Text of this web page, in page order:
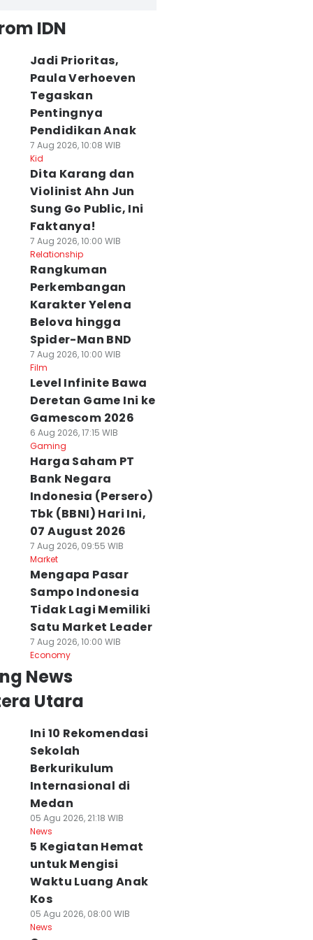
Honda Vario
IDN
Jadi Prioritas,
Paula Verhoeven
Tegaskan
Pentingnya
Pendidikan Anak
7 Aug 2026, 10:08 WIB
Kid
Dita Karang dan
Violinist Ahn Jun
Sung Go Public, Ini
Faktanya!
7 Aug 2026, 10:00 WIB
Relationship
Rangkuman
Perkembangan
Karakter Yelena
Belova hingga
Spider-Man BND
7 Aug 2026, 10:00 WIB
Film
Level Infinite Bawa
Deretan Game Ini ke
Gamescom 2026
6 Aug 2026, 17:15 WIB
Gaming
Harga Saham PT
Bank Negara
Indonesia (Persero)
Tbk (BBNI) Hari Ini,
07 August 2026
7 Aug 2026, 09:55 WIB
Market
Mengapa Pasar
Sampo Indonesia
Tidak Lagi Memiliki
Satu Market Leader
7 Aug 2026, 10:00 WIB
Economy
News
Utara
Ini 10 Rekomendasi
Sekolah
Berkurikulum
Internasional di
Medan
05 Agu 2026, 21:18 WIB
News
5 Kegiatan Hemat
untuk Mengisi
Waktu Luang Anak
Kos
05 Agu 2026, 08:00 WIB
News